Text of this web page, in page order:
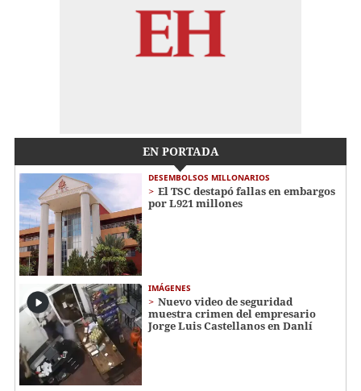
EN PORTADA
DESEMBOLSOS MILLONARIOS
El TSC destapó fallas en embargos
por L921 millones
IMÁGENES
Nuevo video de seguridad
muestra crimen del empresario
Jorge Luis Castellanos en Danlí